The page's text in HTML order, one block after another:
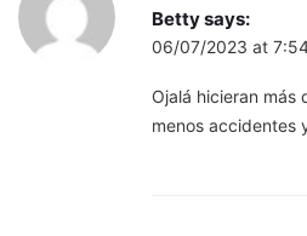
Bettysays:
06/07/2023 at
Ojalá hicieran más
menos accidentes